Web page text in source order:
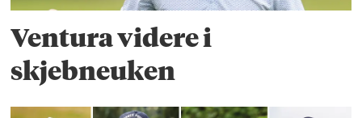
Ventura videre i
skjebneuken